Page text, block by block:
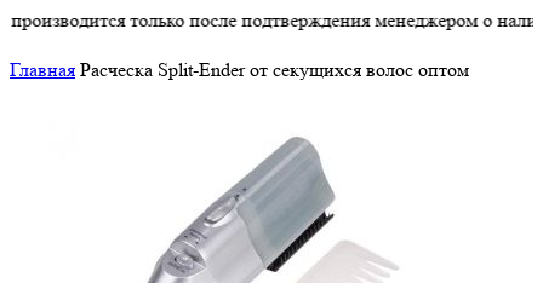
только после подтверждения менеджером о наличии
Главная Расческа Split-Ender от секущихся волос оптом